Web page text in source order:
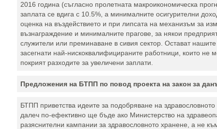
2016 година (съгласно пролетната макроикономическа
заплата се вдига с 10.5%, а минималните осигурителни
оценка на въздействието и при липсата на механизъм за
възнаграждение и минималните прагове, за някои
служители или преминаване в сивия сектор. Остават
засегнати най-нискоквалифицираните работници, които не
покрият разходите за увеличени заплати.
Предложения на БТПП по повод проекта на закон за
БТПП приветства идеите за подобряване на
далеч по-ефективно ще бъде ако Министерство на
разяснителни кампании за здравословното хранене, а не